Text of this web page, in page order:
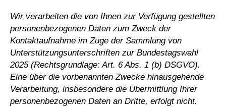
Wir verarbeiten die von Ihnen zur Verfügung gestellten
personenbezogenen Daten zum Zweck der
Kontaktaufnahme im Zuge der Sammlung von
Unterstützungsunterschriften zur Bundestagswahl
2025 (Rechtsgrundlage: Art. 6 Abs. 1 (b) DSGVO).
Eine über die vorbenannten Zwecke hinausgehende
Verarbeitung, insbesondere die Übermittlung Ihrer
personenbezogenen Daten an Dritte, erfolgt nicht.